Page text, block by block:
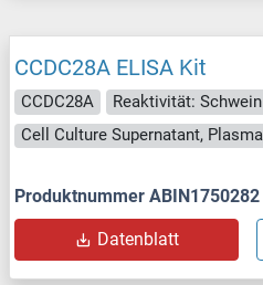
CCDC28A ELISA Kit
CCDC28A Reaktivität: Schwein
Produktnummer ABIN1750282
Datenblatt